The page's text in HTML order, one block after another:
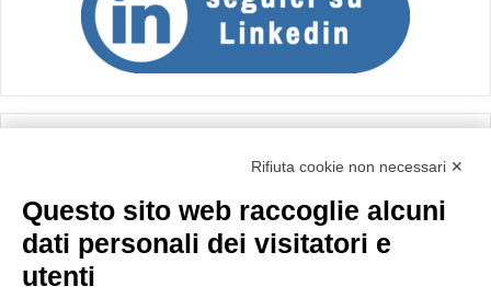
Importo netto (€):
Rifiuta cookie non necessari ✕
Questo sito web raccoglie alcuni
dati personali dei visitatori e
utenti